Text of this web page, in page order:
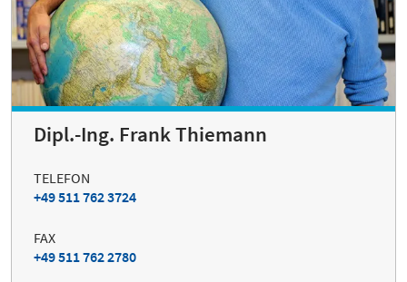
Dipl.-Ing. Frank Thiemann
TELEFON
+49 511 762 3724
FAX
+49 511 762 2780